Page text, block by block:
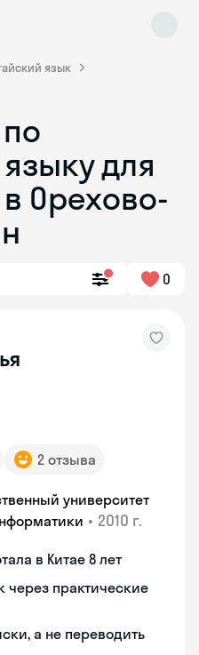
язык
для
в Орехово-
0
2 отзыва
университет
• 2010 г.
в Китае 8 лет
через практические
а не переводить